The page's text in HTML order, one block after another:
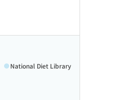
National Diet Library